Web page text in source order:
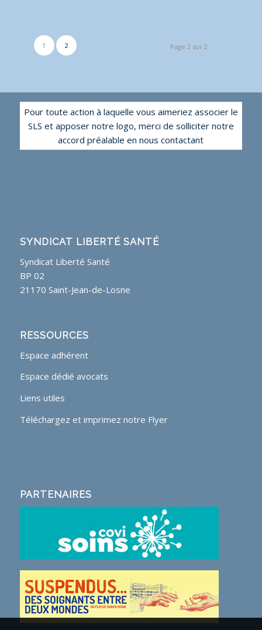
Page 2 sur 2
1 2
Pour toute action à laquelle vous aimeriez associer le
SLS et apposer notre logo, merci de solliciter notre
accord préalable en nous contactant
SYNDICAT LIBERTÉ SANTÉ
Syndicat Liberté Santé
BP 02
21170 Saint-Jean-de-Losne
RESSOURCES
Espace adhérent
Espace dédié avocats
Liens utiles
Téléchargez et imprimez notre Flyer
PARTENAIRES